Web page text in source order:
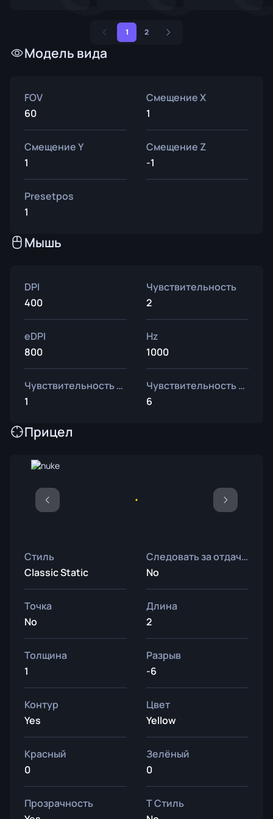
1 2
Модель вида
FOV
60
Смещение X
1
Смещение Y
1
Смещение Z
-1
Presetpos
1
Мышь
DPI
400
Чувствительность
2
eDPI
800
Hz
1000
Чувствительность зума
1
Чувствительность Windows
6
Прицел
Стиль
Classic Static
Следовать за отдачей
No
Точка
No
Длина
2
Толщина
1
Разрыв
-6
Контур
Yes
Цвет
Yellow
Красный
0
Зелёный
0
Прозрачность
T Стиль